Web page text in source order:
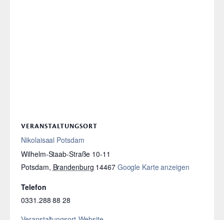
VERANSTALTUNGSORT
Nikolaisaal Potsdam
Wilhelm-Staab-Straße 10-11
Potsdam, Brandenburg 14467 Google Karte anzeigen
Telefon
0331.288 88 28